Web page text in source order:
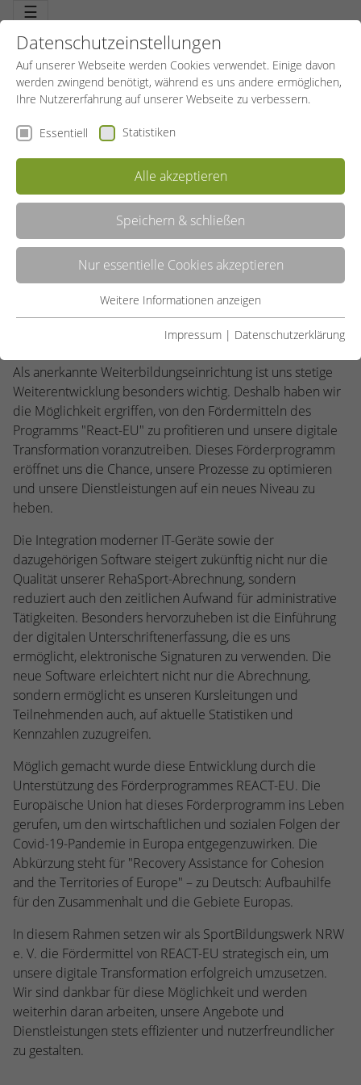
☰
DIGITALISIERUNG UNSERER REHASPORT-
ABRECHNUNG DURCH FÖRDERPROGRAMM
Als anerkannte Weiterbildungseinrichtung ist uns stetige
Weiterentwicklung besonders wichtig. Deshalb haben wir
die Möglichkeit ergriffen, von den Fördermitteln des
Programms "React-EU" zu profitieren und unsere digitale
Transformation voranzutreiben. Dieses Förderprogramm
eröffnet uns die Chance, unsere Prozesse zu optimieren
und unsere Dienstleistungen auf ein neues Niveau zu
heben.
Die Integration moderner IT-Geräte sowie der
dazugehörigen Software steigert zukünftig nicht nur die
Qualität unserer RehaSport-Abrechnung, sondern
reduziert auch den zeitlichen Aufwand für administrative
Tätigkeiten. Besonders hervorzuheben ist die Einführung
der digitalen Unterschriftenerfassung, die es uns
ermöglicht, elektronische Signaturen zu verwenden. Die
neue Software erleichtert nicht nur die Abrechnung,
sondern ermöglicht es unseren Kursleitungen und
Teilnehmenden auch, auf aktuelle Statistiken und
Kennzahlen zuzugreifen.
Möglich gemacht wurde diese Entwicklung durch die
Unterstützung des Förderprogrammes REACT-EU. Die
Europäische Union hat dieses Förderprogramm ins Leben
gerufen, um den wirtschaftlichen und sozialen Folgen der
Covid-19-Pandemie in Europa entgegenzuwirken. Die
Abkürzung steht für "Recovery Assistance for Cohesion
and the Territories of Europe" – zu Deutsch: Aufbauhilfe
für den Zusammenhalt und die Gebiete Europas.
In diesem Rahmen setzen wir als SportBildungswerk NRW
e. V. die Fördermittel von REACT-EU strategisch ein, um
unsere digitale Transformation erfolgreich umzusetzen.
Wir sind dankbar für diese Möglichkeit und werden
weiterhin daran arbeiten, unsere Angebote und
Dienstleistungen stets effizienter und nutzerfreundlicher
zu gestalten.
Datenschutzeinstellungen
Auf unserer Webseite werden Cookies verwendet. Einige davon
werden zwingend benötigt, während es uns andere ermöglichen,
Ihre Nutzererfahrung auf unserer Webseite zu verbessern.
Essentiell Statistiken
Alle akzeptieren
Speichern & schließen
Nur essentielle Cookies akzeptieren
Essentielle Cookies werden für grundlegende Funktionen der
Webseite einwandfrei funktioniert.
Name cookie_optin
Anbieter TYPO3
Laufzeit 1 Jahr
Zweck
Name SBW_user
Anbieter TYPO3
Laufzeit Sitzungsende
Zweck
Dieses Cookie ist ein Standard-Session-
Cookie von TYPO3. Es speichert im Falle
eines Benutzer-Logins die Session-ID. So
kann der eingeloggte Benutzer
wiedererkannt werden und es wird ihm
Zugang zu geschützten Bereichen gewährt.
Cookie-Informationen anzeigen
Statistiken
Diese Gruppe beinhaltet alle Skripte für analytisches Tracking
und zugehörige Cookies. Es hilft uns die Nutzererfahrung der
Website zu verbessern.
Anbieter Google Analytics
Laufzeit 2 Jahre
Zweck
Dieses Cookie wird von Google Analytics
installiert. Das Cookie wird verwendet, um
Besucher-, Sitzungs- und Kampagnendaten
zu berechnen und die Nutzung der
Website für den Analysebericht der
Website zu verfolgen. Die Cookies
speichern Informationen anonym und
weisen eine randoly generierte Nummer
zu, um eindeutige Besucher zu
identifizieren.
Name _gid
Anbieter Google Analytics
Zweck
Dieses Cookie wird von Google Analytics
installiert. Das Cookie wird verwendet, um
Informationen darüber zu speichern, wie
Besucher eine Website nutzen, und hilft
bei der Erstellung eines Analyseberichts
darüber, wie es der Website geht. Die
Weitere Informationen anzeigen
Impressum | Datenschutzerklärung